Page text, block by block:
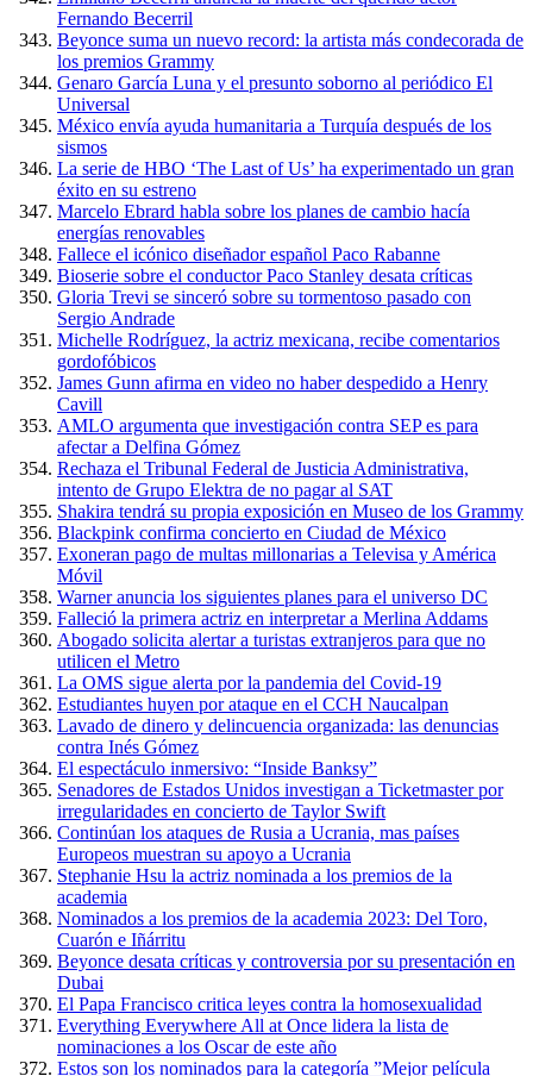
Fernando Becerril
Beyonce suma un nuevo record: la artista más condecorada de
los premios Grammy
Genaro García Luna y el presunto soborno al periódico El
Universal
México envía ayuda humanitaria a Turquía después de los
sismos
La serie de HBO ‘The Last of Us’ ha experimentado un gran
éxito en su estreno
Marcelo Ebrard habla sobre los planes de cambio hacía
energías renovables
Fallece el icónico diseñador español Paco Rabanne
Bioserie sobre el conductor Paco Stanley desata críticas
Gloria Trevi se sinceró sobre su tormentoso pasado con
Sergio Andrade
Michelle Rodríguez, la actriz mexicana, recibe comentarios
gordofóbicos
James Gunn afirma en video no haber despedido a Henry
Cavill
AMLO argumenta que investigación contra SEP es para
afectar a Delfina Gómez
Rechaza el Tribunal Federal de Justicia Administrativa,
intento de Grupo Elektra de no pagar al SAT
Shakira tendrá su propia exposición en Museo de los Grammy
Blackpink confirma concierto en Ciudad de México
Exoneran pago de multas millonarias a Televisa y América
Móvil
Warner anuncia los siguientes planes para el universo DC
Falleció la primera actriz en interpretar a Merlina Addams
Abogado solicita alertar a turistas extranjeros para que no
utilicen el Metro
La OMS sigue alerta por la pandemia del Covid-19
Estudiantes huyen por ataque en el CCH Naucalpan
Lavado de dinero y delincuencia organizada: las denuncias
contra Inés Gómez
El espectáculo inmersivo: “Inside Banksy”
Senadores de Estados Unidos investigan a Ticketmaster por
irregularidades en concierto de Taylor Swift
Continúan los ataques de Rusia a Ucrania, mas países
Europeos muestran su apoyo a Ucrania
Stephanie Hsu la actriz nominada a los premios de la
academia
Nominados a los premios de la academia 2023: Del Toro,
Cuarón e Iñárritu
Beyonce desata críticas y controversia por su presentación en
Dubai
El Papa Francisco critica leyes contra la homosexualidad
Everything Everywhere All at Once lidera la lista de
nominaciones a los Oscar de este año
Estos son los nominados para la categoría ”Mejor película